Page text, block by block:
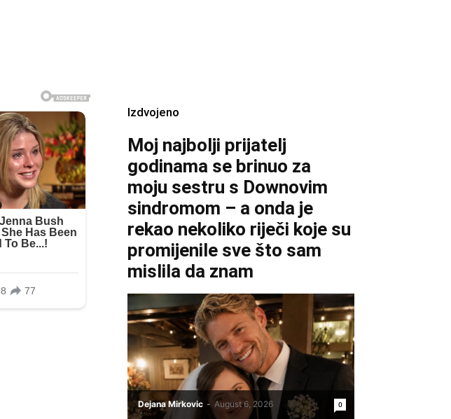
Izdvojeno
Moj najbolji prijatelj
godinama se brinuo za
moju sestru s Downovim
sindromom – a onda je
rekao nekoliko riječi koje su
promijenile sve što sam
mislila da znam
Dejana Mirkovic - August 6, 2026 0